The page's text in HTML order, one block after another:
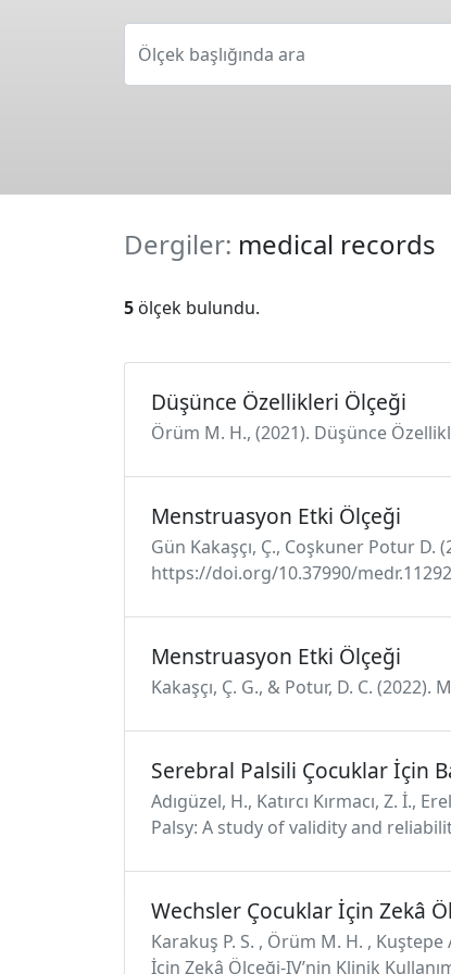
Ölçek başlığında ara
Dergiler: medical records
5 ölçek bulundu.
Düşünce Özellikleri Ölçeği
Örüm M. H., (2021). Düşünce
Menstruasyon Etki Ölçeği
Gün Kakaşçı, Ç., Coşkuner Potur
https://doi.org/10.37990/
Menstruasyon Etki Ölçeği
Kakaşçı, Ç. G., & Potur, D. C.
Serebral Palsili Çocuklar İçin
Adıgüzel, H., Katırcı Kırmacı, Z.
Palsy: A study of validity and
Wechsler Çocuklar İçin Zekâ
Karakuş P. S. , Örüm M. H. ,
İçin Zekâ Ölçeği-IV’nin Klinik